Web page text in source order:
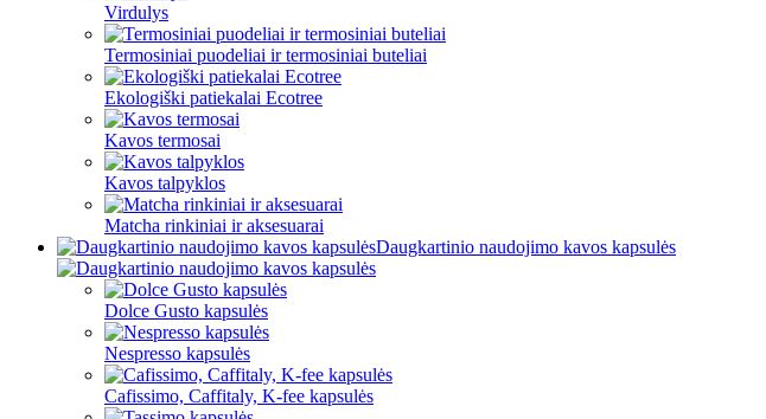
Virdulys
Termosiniai puodeliai ir termosiniai buteliai
Ekologiški patiekalai Ecotree
Kavos termosai
Kavos talpyklos
Matcha rinkiniai ir aksesuarai
Daugkartinio naudojimo kavos kapsulės
Dolce Gusto kapsulės
Nespresso kapsulės
Cafissimo, Caffitaly, K-fee kapsulės